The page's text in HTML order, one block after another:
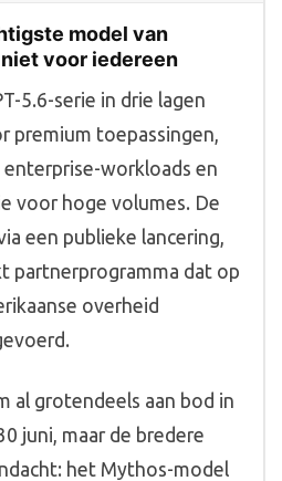
model van
niet voor iedereen
5.6-serie in drie lagen
premium toepassingen,
workloads en
voor hoge volumes. De
een publieke lancering,
partnerprogramma dat op
overheid
al grotendeels aan bod in
juni, maar de bredere
het Mythos-model